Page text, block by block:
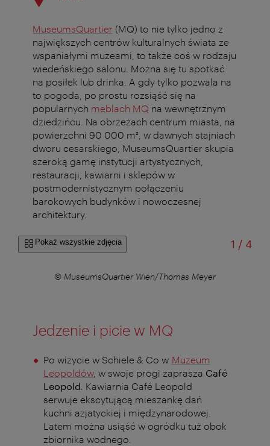
MuseumsQuartier (MQ) to nie tylko jedno z
największych centrów kulturalnych świata ze
wspaniałymi muzeami, to także coś w rodzaju
wiedeńskiego salonu. Można się tu spotkać
na posiłek lub drinka. A gdy tylko pozwala na
to pogoda, po prostu rozsiąść się na
popularnych meblach MQ na wewnętrznym
dziedzińcu. Na obrzeżach centrum miasta, na
powierzchni 90 000 m², w dawnych stajniach
dworu cesarskiego, MuseumsQuartier skupia
szeroką gamę instytucji artystycznych,
restauracji, kawiarni i sklepów w
postmodernistycznym połączeniu
barokowych budynków i nowoczesnej
architektury.
Pokaż wszystkie zdjęcia 1 /od
4
© MuseumsQuartier Wien/Thomas Meyer
Jedzenie i picie w MQ
Po wizycie w Schiele & Co w Muzeum
Leopoldów, w swoje progi zaprasza Café
Leopold . Kawiarnia Café Leopold
serwuje ekscytującą mieszankę dań
kuchni azjatyckiej i międzynarodowej.
Latem można usiąść w ogródku tuż obok
zbiornika wodnego.